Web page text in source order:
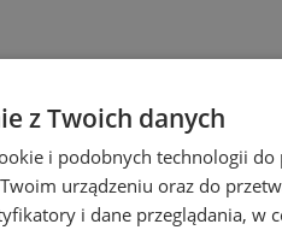
z Twoich danych
i podobnych technologii do
urządzeniu oraz do
i dane przeglądania, w